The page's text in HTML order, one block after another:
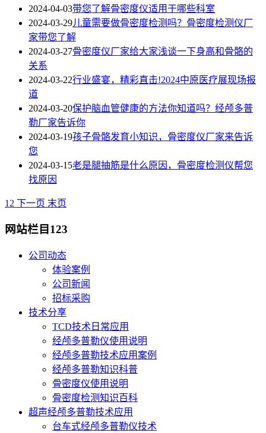
2024-04-03带您了解骨密度仪适用于哪些科室
2024-03-29儿童需要做骨密度检测吗？骨密度检测仪厂
家带您了解
2024-03-27骨密度仪厂家给大家浅谈一下身高和骨骼的
关系
2024-03-22行业盛宴，精彩直击!2024中原医疗展现场报
道
2024-03-20保护脑血管健康的方法你知道吗？经颅多普
勒厂家告诉你
2024-03-19孩子骨骼发育小知识，骨密度仪厂家来告诉
您
2024-03-15老是腿抽筋是什么原因，骨密度检测仪帮您
找原因
1 2 下一页 末页
网站栏目123
公司动态
体验案例
公司新闻
招标采购
技术分享
TCD技术日常应用
经颅多普勒仪使用说明
经颅多普勒技术应用案例
经颅多普勒知识科普
骨密度仪使用说明
骨密度检测知识百科
超声经颅多普勒技术应用
台车式经颅多普勒仪技术